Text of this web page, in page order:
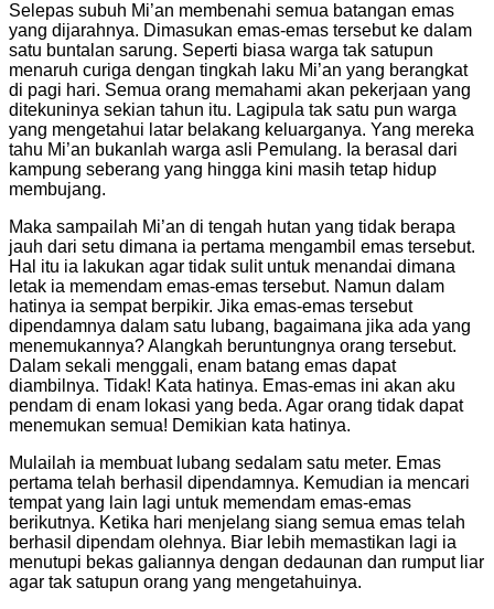
Selepas subuh Mi’an membenahi semua batangan emas
yang dijarahnya. Dimasukan emas-emas tersebut ke dalam
satu buntalan sarung. Seperti biasa warga tak satupun
menaruh curiga dengan tingkah laku Mi’an yang berangkat
di pagi hari. Semua orang memahami akan pekerjaan yang
ditekuninya sekian tahun itu. Lagipula tak satu pun warga
yang mengetahui latar belakang keluarganya. Yang mereka
tahu Mi’an bukanlah warga asli Pemulang. Ia berasal dari
kampung seberang yang hingga kini masih tetap hidup
membujang.
Maka sampailah Mi’an di tengah hutan yang tidak berapa
jauh dari setu dimana ia pertama mengambil emas tersebut.
Hal itu ia lakukan agar tidak sulit untuk menandai dimana
letak ia memendam emas-emas tersebut. Namun dalam
hatinya ia sempat berpikir. Jika emas-emas tersebut
dipendamnya dalam satu lubang, bagaimana jika ada yang
menemukannya? Alangkah beruntungnya orang tersebut.
Dalam sekali menggali, enam batang emas dapat
diambilnya. Tidak! Kata hatinya. Emas-emas ini akan aku
pendam di enam lokasi yang beda. Agar orang tidak dapat
menemukan semua! Demikian kata hatinya.
Mulailah ia membuat lubang sedalam satu meter. Emas
pertama telah berhasil dipendamnya. Kemudian ia mencari
tempat yang lain lagi untuk memendam emas-emas
berikutnya. Ketika hari menjelang siang semua emas telah
berhasil dipendam olehnya. Biar lebih memastikan lagi ia
menutupi bekas galiannya dengan dedaunan dan rumput liar
agar tak satupun orang yang mengetahuinya.